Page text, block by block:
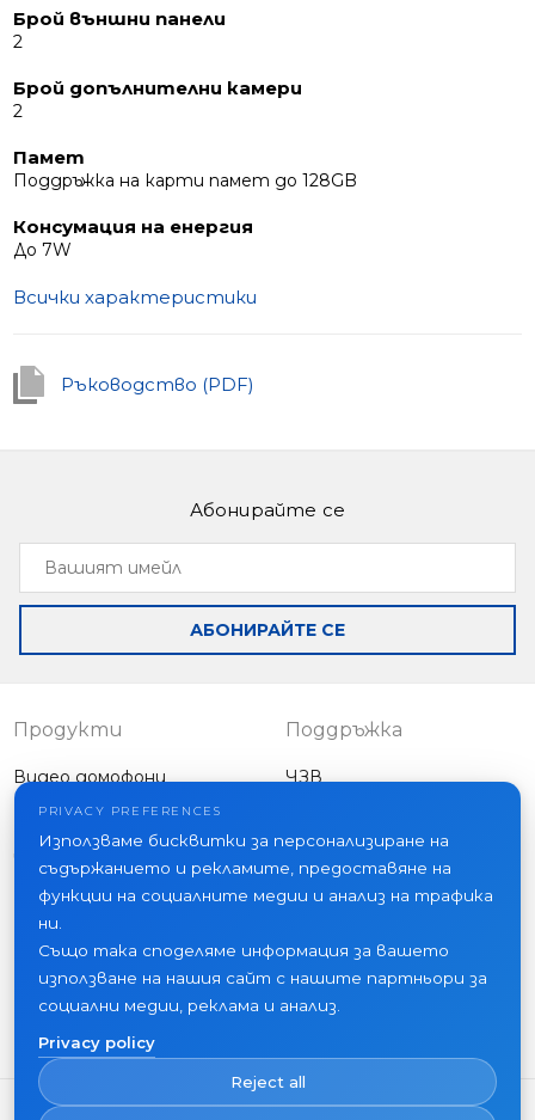
Брой външни панели
2
Брой допълнителни камери
2
Памет
Поддръжка на карти памет до 128GB
Консумация на енергия
До 7W
Всички характеристики
Ръководство (PDF)
Абонирайте се
Вашият
имейл
АБОНИРАЙТЕ СЕ
Продукти
Видео домофони
Външни панели
Друго оборудване
Поддръжка
ЧЗВ
Фирма
Новини
Контакти
Къде да купите
PRIVACY PREFERENCES
Използваме бисквитки за персонализиране на
съдържанието и рекламите, предоставяне на
функции на социалните медии и анализ на трафика
ни.
Също така споделяме информация за вашето
използване на нашия сайт с нашите партньори за
социални медии, реклама и анализ.
Privacy policy
Reject all